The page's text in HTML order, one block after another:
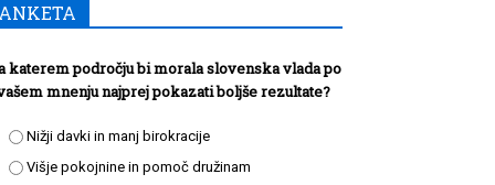
katerem področju bi morala slovenska vlada po
mnenju najprej pokazati boljše rezultate?
Nižji davki in manj birokracije
Višje pokojnine in pomoč družinam